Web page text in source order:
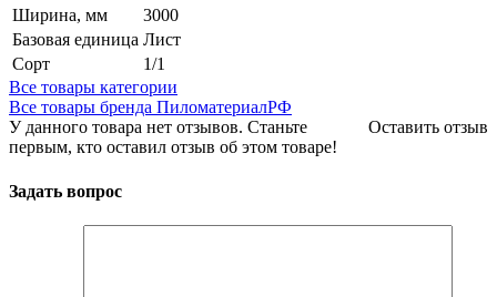
Ширина, мм
3000
Базовая единица Лист
Сорт
1/1
Все товары категории
Все товары бренда ПиломатериалРФ
Оставить отзыв
У данного товара нет отзывов. Станьте
первым, кто оставил отзыв об этом товаре!
Задать вопрос